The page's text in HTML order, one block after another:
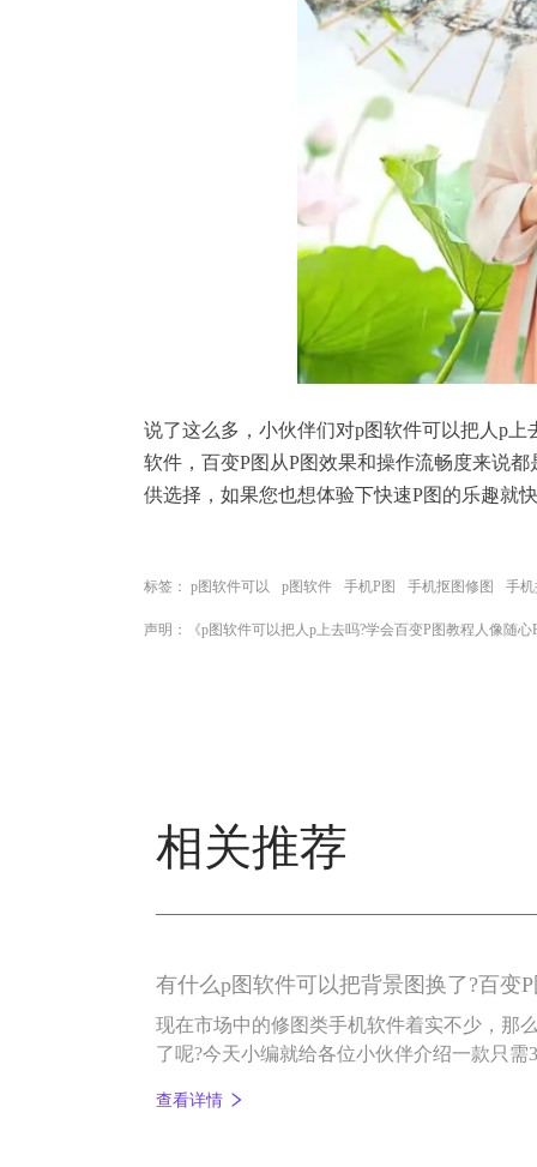
说了这么多，小伙伴们对p图软件可以把人p
软件，百变P图从P图效果和操作流畅度来说
供选择，如果您也想体验下快速P图的乐趣就
标签： p图软件可以 p图软件 手机P图 手机抠图修图 手
声明：《p图软件可以把人p上去吗?学会百变P图教程人像随
相关推荐
有什么p图软件可以把背景图换了?百变
现在市场中的修图类手机软件着实不少，那
了呢?今天小编就给各位小伙伴介绍一款只
查看详情